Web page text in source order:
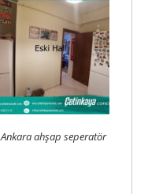
Ankara ahşap seperatör